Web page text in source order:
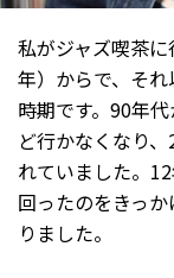
私がジャズ喫茶
年）からで、そ
時期です。90年
ど行かなくなり
れていました。
回ったのをきっ
りました。